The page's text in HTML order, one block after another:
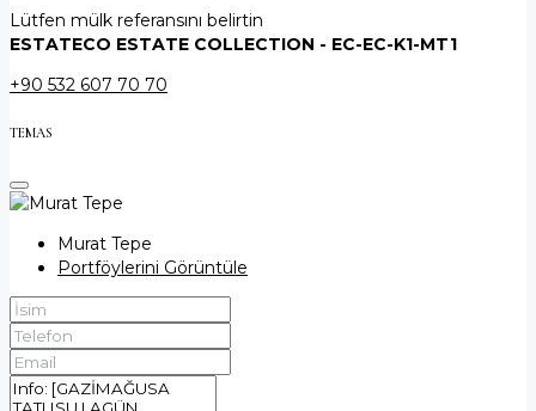
Lütfen mülk referansını belirtin
ESTATECO ESTATE COLLECTION - EC-EC-K1-MT1
+90 532 607 70 70
TEMAS
Murat Tepe
Portföylerini Görüntüle